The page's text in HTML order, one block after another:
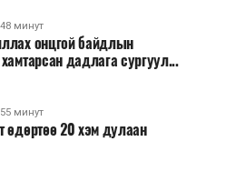
минут
онцгой байдлын
дадлага сургуул...
минут
өдөртөө 20 хэм дулаан